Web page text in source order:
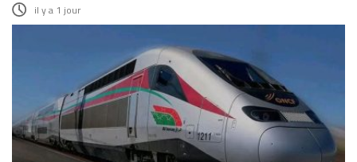
il y a 1 jour